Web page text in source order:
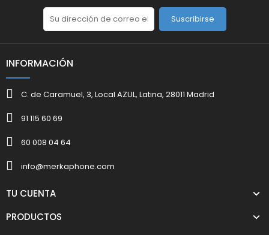
Suscribirse
INFORMACIÓN
C. de Caramuel, 3, Local AZUL, Latina, 28011 Madrid
91 115 60 69
60 008 04 64
info@merkaphone.com
TU CUENTA
PRODUCTOS